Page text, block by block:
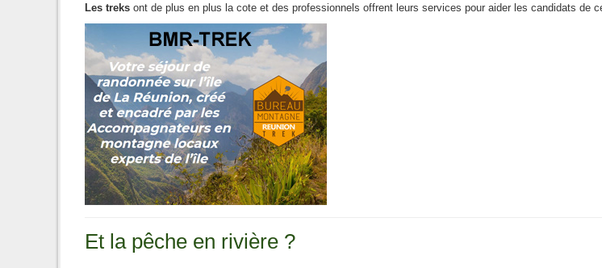
Les treks ont de plus en plus la cote et des professionnels offrent leurs services pour aider les candidats de
Et la pêche en rivière ?